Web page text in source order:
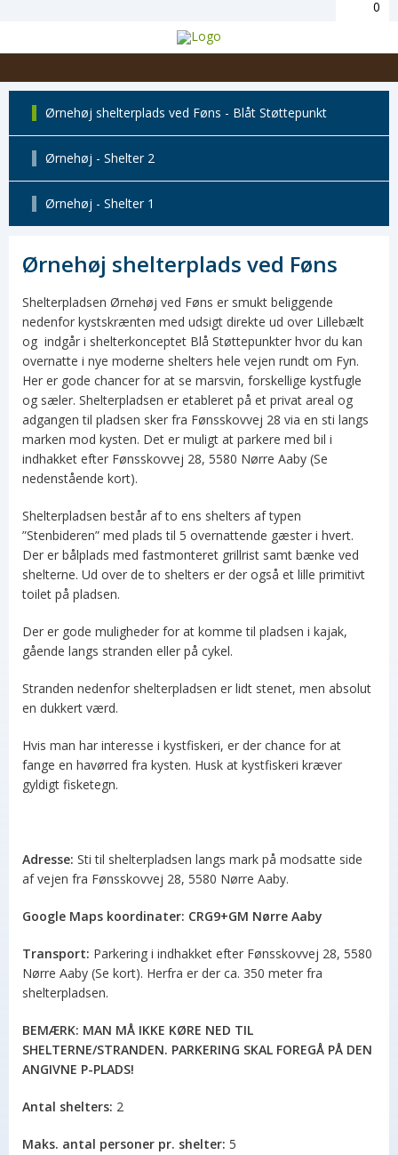
0
Ørnehøj shelterplads ved Føns - Blåt Støttepunkt
Ørnehøj - Shelter 2
Ørnehøj - Shelter 1
Ørnehøj shelterplads ved Føns
Shelterpladsen Ørnehøj ved Føns er smukt beliggende
nedenfor kystskrænten med udsigt direkte ud over Lillebælt
og indgår i shelterkonceptet Blå Støttepunkter hvor du kan
overnatte i nye moderne shelters hele vejen rundt om Fyn.
Her er gode chancer for at se marsvin, forskellige kystfugle
og sæler. Shelterpladsen er etableret på et privat areal og
adgangen til pladsen sker fra Fønsskovvej 28 via en sti langs
marken mod kysten. Det er muligt at parkere med bil i
indhakket efter Fønsskovvej 28, 5580 Nørre Aaby (Se
nedenstående kort).
Shelterpladsen består af to ens shelters af typen
”Stenbideren” med plads til 5 overnattende gæster i hvert.
Der er bålplads med fastmonteret grillrist samt bænke ved
shelterne. Ud over de to shelters er der også et lille primitivt
toilet på pladsen.
Der er gode muligheder for at komme til pladsen i kajak,
gående langs stranden eller på cykel.
Stranden nedenfor shelterpladsen er lidt stenet, men absolut
en dukkert værd.
Hvis man har interesse i kystfiskeri, er der chance for at
fange en havørred fra kysten. Husk at kystfiskeri kræver
gyldigt fisketegn.
Adresse: Sti til shelterpladsen langs mark på modsatte side
af vejen fra Fønsskovvej 28, 5580 Nørre Aaby.
Google Maps koordinater: CRG9+GM Nørre Aaby
Transport: Parkering i indhakket efter Fønsskovvej 28, 5580
Nørre Aaby (Se kort). Herfra er der ca. 350 meter fra
shelterpladsen.
BEMÆRK: MAN MÅ IKKE KØRE NED TIL
SHELTERNE/STRANDEN. PARKERING SKAL FOREGÅ PÅ DEN
ANGIVNE P-PLADS!
Antal shelters: 2
Maks. antal personer pr. shelter: 5